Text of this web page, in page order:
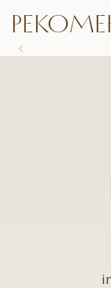
9663